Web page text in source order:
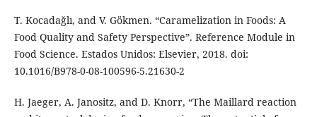
T. Kocadağlı, and V. Gökmen. “Caramelization in Foods: A
Food Quality and Safety Perspective”. Reference Module in
Food Science. Estados Unidos: Elsevier, 2018. doi:
10.1016/B978-0-08-100596-5.21630-2
H. Jaeger, A. Janositz, and D. Knorr, “The Maillard reaction